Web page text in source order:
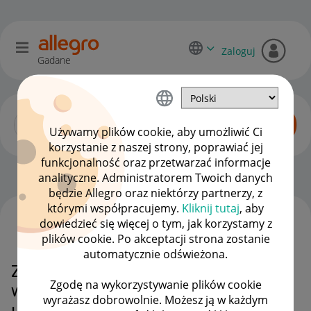
Używamy plików cookie, aby umożliwić Ci
korzystanie z naszej strony, poprawiać jej
funkcjonalność oraz przetwarzać informacje
analityczne. Administratorem Twoich danych
będzie Allegro oraz niektórzy partnerzy, z
którymi współpracujemy. Kliknij tutaj, aby
dowiedzieć się więcej o tym, jak korzystamy z
plików cookie. Po akceptacji strona zostanie
automatycznie odświeżona.
Zgodę na wykorzystywanie plików cookie
wyrażasz dobrowolnie. Możesz ją w każdym
Gadane
Zaloguj
Zaawansowani sprzedawcy OPCJE
Zwrot prowizji bez składania
wniosku - 10 marca kolejne
WSZYSTKIE TEMATY